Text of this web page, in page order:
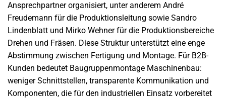
Ansprechpartner organisiert, unter anderem André
Freudemann für die Produktionsleitung sowie Sandro
Lindenblatt und Mirko Wehner für die Produktionsbereiche
Drehen und Fräsen. Diese Struktur unterstützt eine enge
Abstimmung zwischen Fertigung und Montage. Für B2B-
Kunden bedeutet Baugruppenmontage Maschinenbau:
weniger Schnittstellen, transparente Kommunikation und
Komponenten, die für den industriellen Einsatz vorbereitet